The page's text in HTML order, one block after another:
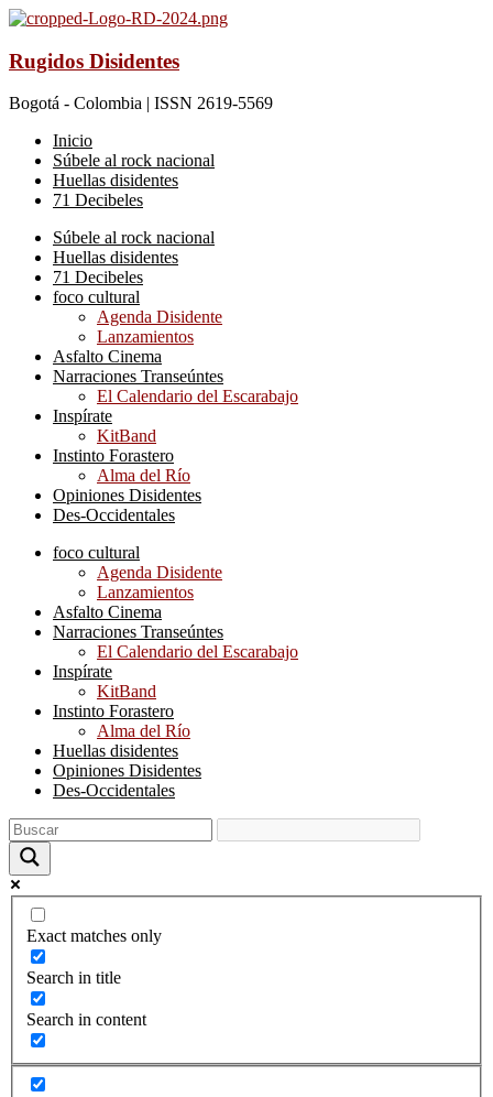
Rugidos Disidentes
Bogotá - Colombia | ISSN 2619-5569
Inicio
Súbele al rock nacional
Huellas disidentes
71 Decibeles
Súbele al rock nacional
Huellas disidentes
71 Decibeles
foco cultural
Agenda Disidente
Lanzamientos
Asfalto Cinema
Narraciones Transeúntes
El Calendario del Escarabajo
Inspírate
KitBand
Instinto Forastero
Alma del Río
Opiniones Disidentes
Des-Occidentales
foco cultural
Agenda Disidente
Lanzamientos
Asfalto Cinema
Narraciones Transeúntes
El Calendario del Escarabajo
Inspírate
KitBand
Instinto Forastero
Alma del Río
Huellas disidentes
Opiniones Disidentes
Des-Occidentales
Exact matches only
Search in title
Search in content